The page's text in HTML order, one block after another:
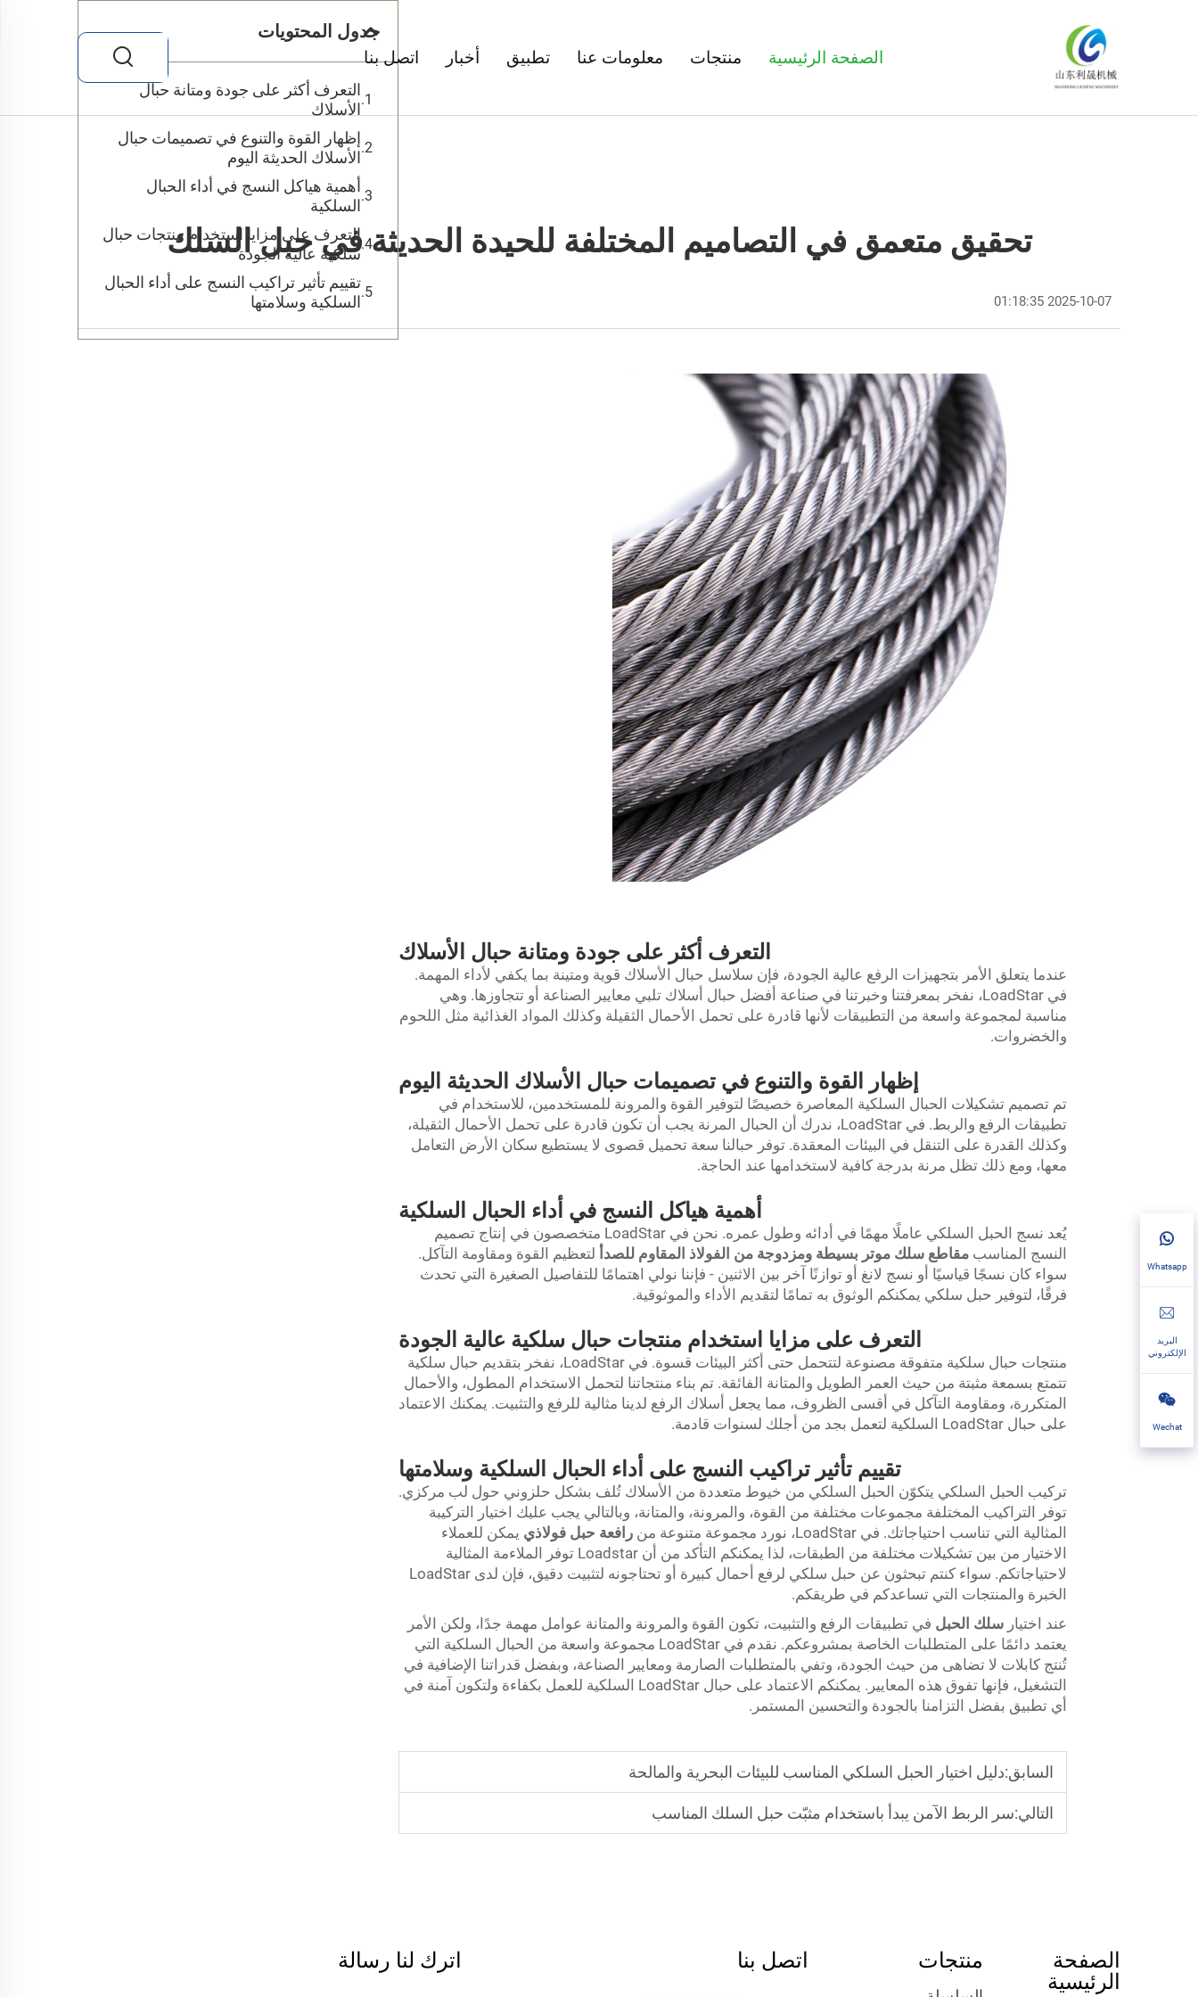
الصفحة الرئيسية منتجات معلومات عنا تطبيق أخبار اتصل بنا
تحقيق متعمق في التصاميم المختلفة للحيدة الحديثة في حبل السلك
2025-10-07 01:18:35
التعرف أكثر على جودة ومتانة حبال الأسلاك
عندما يتعلق الأمر بتجهيزات الرفع عالية الجودة، فإن سلاسل حبال الأسلاك قوية ومتينة بما يكفي لأداء المهمة.
في LoadStar، نفخر بمعرفتنا وخبرتنا في صناعة أفضل حبال أسلاك تلبي معايير الصناعة أو تتجاوزها. وهي
مناسبة لمجموعة واسعة من التطبيقات لأنها قادرة على تحمل الأحمال الثقيلة وكذلك المواد الغذائية مثل اللحوم
والخضروات.
إظهار القوة والتنوع في تصميمات حبال الأسلاك الحديثة اليوم
تم تصميم تشكيلات الحبال السلكية المعاصرة خصيصًا لتوفير القوة والمرونة للمستخدمين، للاستخدام في
تطبيقات الرفع والربط. في LoadStar، ندرك أن الحبال المرنة يجب أن تكون قادرة على تحمل الأحمال الثقيلة،
وكذلك القدرة على التنقل في البيئات المعقدة. توفر حبالنا سعة تحميل قصوى لا يستطيع سكان الأرض التعامل
معها، ومع ذلك تظل مرنة بدرجة كافية لاستخدامها عند الحاجة.
أهمية هياكل النسج في أداء الحبال السلكية
يُعد نسج الحبل السلكي عاملًا مهمًا في أدائه وطول عمره. نحن في LoadStar متخصصون في إنتاج تصميم
النسج المناسب مقاطع سلك موتر بسيطة ومزدوجة من الفولاذ المقاوم للصدأ لتعظيم القوة ومقاومة التآكل.
سواء كان نسجًا قياسيًا أو نسج لانغ أو توازنًا آخر بين الاثنين - فإننا نولي اهتمامًا للتفاصيل الصغيرة التي تحدث
فرقًا، لتوفير حبل سلكي يمكنكم الوثوق به تمامًا لتقديم الأداء والموثوقية.
التعرف على مزايا استخدام منتجات حبال سلكية عالية الجودة
منتجات حبال سلكية متفوقة مصنوعة لتتحمل حتى أكثر البيئات قسوة. في LoadStar، نفخر بتقديم حبال سلكية
تتمتع بسمعة مثبتة من حيث العمر الطويل والمتانة الفائقة. تم بناء منتجاتنا لتحمل الاستخدام المطول، والأحمال
المتكررة، ومقاومة التآكل في أقسى الظروف، مما يجعل أسلاك الرفع لدينا مثالية للرفع والتثبيت. يمكنك الاعتماد
على حبال LoadStar السلكية لتعمل بجد من أجلك لسنوات قادمة.
تقييم تأثير تراكيب النسج على أداء الحبال السلكية وسلامتها
تركيب الحبل السلكي يتكوّن الحبل السلكي من خيوط متعددة من الأسلاك تُلف بشكل حلزوني حول لب مركزي.
توفر التراكيب المختلفة مجموعات مختلفة من القوة، والمرونة، والمتانة، وبالتالي يجب عليك اختيار التركيبة
المثالية التي تناسب احتياجاتك. في LoadStar، نورد مجموعة متنوعة من
رافعة حبل فولاذي يمكن للعملاء
الاختيار من بين تشكيلات مختلفة من الطبقات، لذا يمكنكم التأكد من أن Loadstar توفر الملاءمة المثالية
لاحتياجاتكم. سواء كنتم تبحثون عن حبل سلكي لرفع أحمال كبيرة أو تحتاجونه لتثبيت دقيق، فإن لدى LoadStar
الخبرة والمنتجات التي تساعدكم في طريقكم.
عند اختيار سلك الحبل في تطبيقات الرفع والتثبيت، تكون القوة والمرونة والمتانة عوامل مهمة جدًا، ولكن الأمر
يعتمد دائمًا على المتطلبات الخاصة بمشروعكم. نقدم في LoadStar مجموعة واسعة من الحبال السلكية التي
تُنتج كابلات لا تضاهى من حيث الجودة، وتفي بالمتطلبات الصارمة ومعايير الصناعة، وبفضل قدراتنا الإضافية في
التشغيل، فإنها تفوق هذه المعايير. يمكنكم الاعتماد على حبال LoadStar السلكية للعمل بكفاءة ولتكون آمنة في
أي تطبيق بفضل التزامنا بالجودة والتحسين المستمر.
السابق:دليل اختيار الحبل السلكي المناسب للبيئات البحرية والمالحة
التالي:سر الربط الآمن يبدأ باستخدام مثبّت حبل السلك المناسب
جدول المحتويات
التعرف أكثر على جودة ومتانة حبال
الأسلاك
إظهار القوة والتنوع في تصميمات حبال
الأسلاك الحديثة اليوم
أهمية هياكل النسج في أداء الحبال
السلكية
التعرف على مزايا استخدام منتجات حبال
سلكية عالية الجودة
تقييم تأثير تراكيب النسج على أداء الحبال
السلكية وسلامتها
الصفحة
الرئيسية
منتجات اتصل بنا اترك لنا رسالة
Whatsapp
البريد
الإلكتروني
Wechat